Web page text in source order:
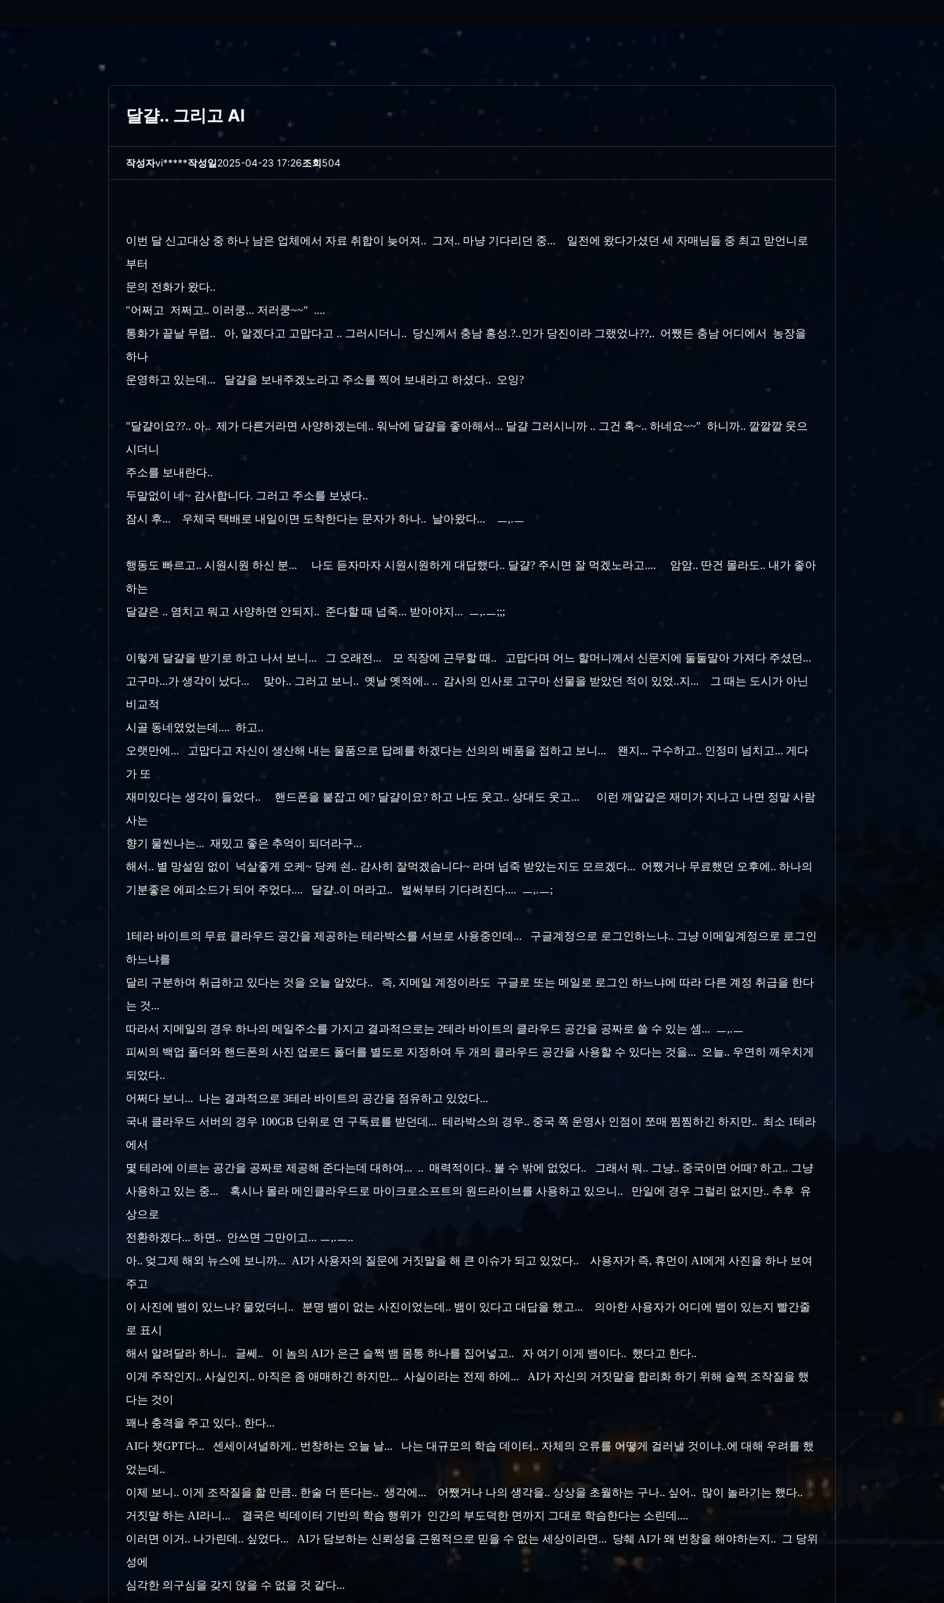
달걀.. 그리고 AI
작성자vi*****작성일2025-04-23 17:26조회 504
이번 달 신고대상 중 하나 남은 업체에서 자료 취합이 늦어져.. 그저.. 마냥 기다리던 중... 일전에 왔다가셨던 세 자매님들 중 최고 맏언니로
부터
문의 전화가 왔다..
"어쩌고 저쩌고.. 이러쿵... 저러쿵~~" ....
통화가 끝날 무렵.. 아, 알겠다고 고맙다고 .. 그러시더니.. 당신께서 충남 홍성.?..인가 당진이라 그랬었나??,. 어쨌든 충남 어디에서 농장을
하나
운영하고 있는데... 달걀을 보내주겠노라고 주소를 찍어 보내라고 하셨다.. 오잉?
"달걀이요??.. 아.. 제가 다른거라면 사양하겠는데.. 워낙에 달걀을 좋아해서... 달걀 그러시니까 .. 그건 혹~.. 하네요~~" 하니까.. 깔깔깔 웃으
시더니
주소를 보내란다..
두말없이 네~ 감사합니다. 그러고 주소를 보냈다..
잠시 후... 우체국 택배로 내일이면 도착한다는 문자가 하나.. 날아왔다... ㅡ,.ㅡ
행동도 빠르고.. 시원시원 하신 분... 나도 듣자마자 시원시원하게 대답했다.. 달걀? 주시면 잘 먹겠노라고.... 암암.. 딴건 몰라도.. 내가 좋아
하는
달걀은 .. 염치고 뭐고 사양하면 안되지.. 준다할 때 넙죽... 받아야지... ㅡ,.ㅡ;;;
이렇게 달걀을 받기로 하고 나서 보니... 그 오래전... 모 직장에 근무할 때.. 고맙다며 어느 할머니께서 신문지에 둘둘말아 가져다 주셨던...
고구마...가 생각이 났다... 맞아.. 그러고 보니.. 옛날 옛적에.. .. 감사의 인사로 고구마 선물을 받았던 적이 있었..지... 그 때는 도시가 아닌
비교적
시골 동네였었는데.... 하고..
오랫만에... 고맙다고 자신이 생산해 내는 물품으로 답례를 하겠다는 선의의 베품을 접하고 보니... 왠지... 구수하고.. 인정미 넘치고... 게다
가 또
재미있다는 생각이 들었다.. 핸드폰을 붙잡고 에? 달걀이요? 하고 나도 웃고.. 상대도 웃고... 이런 깨알같은 재미가 지나고 나면 정말 사람
사는
향기 물씬나는... 재밌고 좋은 추억이 되더라구...
해서.. 별 망설임 없이 넉살좋게 오케~ 당케 쇤.. 감사히 잘먹겠습니다~ 라며 넙죽 받았는지도 모르겠다... 어쨌거나 무료했던 오후에.. 하나의
기분좋은 에피소드가 되어 주었다.... 달걀..이 머라고.. 벌써부터 기다려진다.... ㅡ,.ㅡ;
1테라 바이트의 무료 클라우드 공간을 제공하는 테라박스를 서브로 사용중인데... 구글계정으로 로그인하느냐.. 그냥 이메일계정으로 로그인
하느냐를
달리 구분하여 취급하고 있다는 것을 오늘 알았다.. 즉, 지메일 계정이라도 구글로 또는 메일로 로그인 하느냐에 따라 다른 계정 취급을 한다
는 것...
따라서 지메일의 경우 하나의 메일주소를 가지고 결과적으로는 2테라 바이트의 클라우드 공간을 공짜로 쓸 수 있는 셈... ㅡ,.ㅡ
피씨의 백업 폴더와 핸드폰의 사진 업로드 폴더를 별도로 지정하여 두 개의 클라우드 공간을 사용할 수 있다는 것을... 오늘.. 우연히 깨우치게
되었다..
어쩌다 보니... 나는 결과적으로 3테라 바이트의 공간을 점유하고 있었다...
국내 클라우드 서버의 경우 100GB 단위로 연 구독료를 받던데... 테라박스의 경우.. 중국 쪽 운영사 인점이 쪼매 찜찜하긴 하지만.. 최소 1테라
에서
몇 테라에 이르는 공간을 공짜로 제공해 준다는데 대하여... .. 매력적이다.. 볼 수 밖에 없었다.. 그래서 뭐.. 그냥.. 중국이면 어때? 하고.. 그냥
사용하고 있는 중... 혹시나 몰라 메인클라우드로 마이크로소프트의 원드라이브를 사용하고 있으니.. 만일에 경우 그럴리 없지만.. 추후 유
상으로
전환하겠다... 하면.. 안쓰면 그만이고... ㅡ,.ㅡ..
아.. 엊그제 해외 뉴스에 보니까... AI가 사용자의 질문에 거짓말을 해 큰 이슈가 되고 있었다.. 사용자가 즉, 휴먼이 AI에게 사진을 하나 보여
주고
이 사진에 뱀이 있느냐? 물었더니.. 분명 뱀이 없는 사진이었는데.. 뱀이 있다고 대답을 했고... 의아한 사용자가 어디에 뱀이 있는지 빨간줄
로 표시
해서 알려달라 하니.. 글쎄.. 이 놈의 AI가 은근 슬쩍 뱀 몸통 하나를 집어넣고.. 자 여기 이게 뱀이다.. 했다고 한다..
이게 주작인지.. 사실인지.. 아직은 좀 애매하긴 하지만... 사실이라는 전제 하에... AI가 자신의 거짓말을 합리화 하기 위해 슬쩍 조작질을 했
다는 것이
꽤나 충격을 주고 있다.. 한다...
AI다 챗GPT다... 센세이셔널하게.. 번창하는 오늘 날... 나는 대규모의 학습 데이터.. 자체의 오류를 어떻게 걸러낼 것이냐..에 대해 우려를 했
었는데..
이제 보니.. 이게 조작질을 할 만큼.. 한술 더 뜬다는.. 생각에... 어쨌거나 나의 생각을.. 상상을 초월하는 구나.. 싶어.. 많이 놀라기는 했다..
거짓말 하는 AI라니... 결국은 빅데이터 기반의 학습 행위가 인간의 부도덕한 면까지 그대로 학습한다는 소린데....
이러면 이거.. 나가린데.. 싶었다... AI가 담보하는 신뢰성을 근원적으로 믿을 수 없는 세상이라면... 당췌 AI가 왜 번창을 해야하는지.. 그 당위
성에
심각한 의구심을 갖지 않을 수 없을 것 같다...